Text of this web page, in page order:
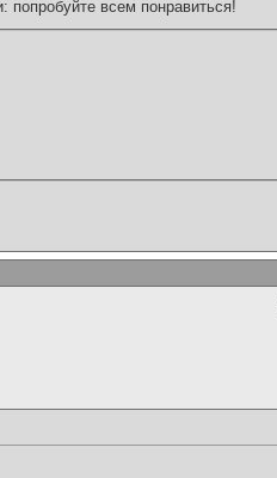
всем понравиться!